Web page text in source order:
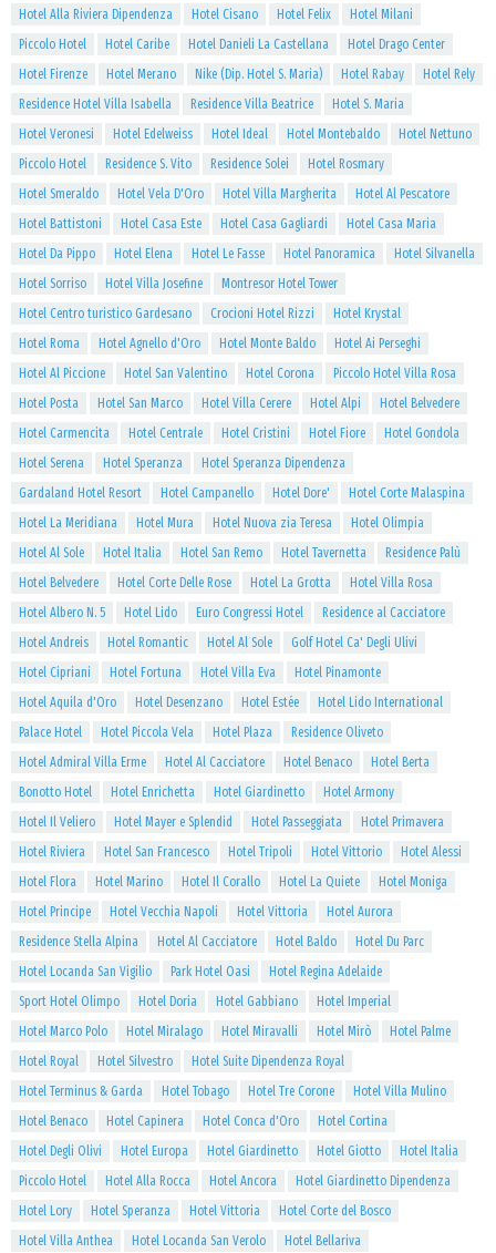
Hotel Alla Riviera Dipendenza
Hotel Cisano Hotel Felix
Hotel Milani
Piccolo Hotel
Hotel Caribe Hotel Danieli La Castellana
Hotel Drago Center
Hotel Firenze
Hotel Merano Nike (Dip. Hotel S. Maria) Hotel Rabay
Hotel Rely
Residence Hotel Villa Isabella
Residence Villa Beatrice
Hotel S. Maria
Hotel Veronesi
Hotel Edelweiss Hotel Ideal Hotel Montebaldo
Hotel Nettuno
Piccolo Hotel
Residence S. Vito Residence Solei
Hotel Rosmary
Hotel Smeraldo
Hotel Vela D'Oro Hotel Villa Margherita
Hotel Al Pescatore
Hotel Battistoni
Hotel Casa Este Hotel Casa Gagliardi
Hotel Casa Maria
Hotel Da Pippo
Hotel Elena Hotel Le Fasse Hotel Panoramica
Hotel Silvanella
Hotel Sorriso
Hotel Villa Josefine
Montresor Hotel Tower
Hotel Centro turistico Gardesano
Crocioni Hotel Rizzi
Hotel Krystal
Hotel Roma
Hotel Agnello d'Oro Hotel Monte Baldo
Hotel Ai Perseghi
Hotel Al Piccione
Hotel San Valentino Hotel Corona
Piccolo Hotel Villa Rosa
Hotel Posta
Hotel San Marco Hotel Villa Cerere Hotel Alpi
Hotel Belvedere
Hotel Carmencita
Hotel Centrale Hotel Cristini Hotel Fiore
Hotel Gondola
Hotel Serena
Hotel Speranza
Hotel Speranza Dipendenza
Gardaland Hotel Resort
Hotel Campanello Hotel Dore'
Hotel Corte Malaspina
Hotel La Meridiana
Hotel Mura Hotel Nuova zia Teresa
Hotel Olimpia
Hotel Al Sole
Hotel Italia Hotel San Remo Hotel Tavernetta
Residence Palù
Hotel Belvedere
Hotel Corte Delle Rose Hotel La Grotta
Hotel Villa Rosa
Hotel Albero N. 5
Hotel Lido Euro Congressi Hotel
Residence al Cacciatore
Hotel Andreis
Hotel Romantic Hotel Al Sole
Golf Hotel Ca' Degli Ulivi
Hotel Cipriani
Hotel Fortuna Hotel Villa Eva
Hotel Pinamonte
Hotel Aquila d'Oro
Hotel Desenzano Hotel Estée
Hotel Lido International
Palace Hotel
Hotel Piccola Vela Hotel Plaza
Residence Oliveto
Hotel Admiral Villa Erme
Hotel Al Cacciatore Hotel Benaco
Hotel Berta
Bonotto Hotel
Hotel Enrichetta Hotel Giardinetto
Hotel Armony
Hotel Il Veliero
Hotel Mayer e Splendid Hotel Passeggiata
Hotel Primavera
Hotel Riviera
Hotel San Francesco Hotel Tripoli Hotel Vittorio
Hotel Alessi
Hotel Flora
Hotel Marino Hotel Il Corallo Hotel La Quiete
Hotel Moniga
Hotel Principe
Hotel Vecchia Napoli Hotel Vittoria
Hotel Aurora
Residence Stella Alpina
Hotel Al Cacciatore Hotel Baldo
Hotel Du Parc
Hotel Locanda San Vigilio
Park Hotel Oasi
Hotel Regina Adelaide
Sport Hotel Olimpo
Hotel Doria Hotel Gabbiano
Hotel Imperial
Hotel Marco Polo
Hotel Miralago Hotel Miravalli Hotel Mirò
Hotel Palme
Hotel Royal
Hotel Silvestro
Hotel Suite Dipendenza Royal
Hotel Terminus & Garda
Hotel Tobago Hotel Tre Corone
Hotel Villa Mulino
Hotel Benaco
Hotel Capinera Hotel Conca d'Oro
Hotel Cortina
Hotel Degli Olivi
Hotel Europa Hotel Giardinetto Hotel Giotto
Hotel Italia
Piccolo Hotel
Hotel Alla Rocca Hotel Ancora
Hotel Giardinetto Dipendenza
Hotel Lory
Hotel Speranza Hotel Vittoria
Hotel Corte del Bosco
Hotel Villa Anthea
Hotel Locanda San Verolo
Hotel Bellariva